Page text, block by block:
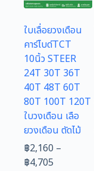
ใบเลื่อยวงเดือน
คาร์ไบด์TCT
10นิ้ว STEER
24T 30T 36T
40T 48T 60T
80T 100T 120T
ใบวงเดือน เลือ
ยวงเดือน ตัดไม้
฿2,160 –
฿4,705